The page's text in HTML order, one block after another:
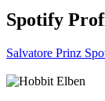
Spotify
Salvatore Prinz